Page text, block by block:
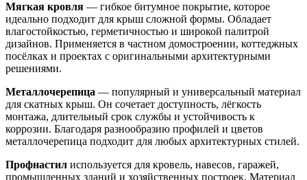
Мягкая кровля — гибкое битумное покрытие, которое
идеально подходит для крыш сложной формы. Обладает
влагостойкостью, герметичностью и широкой палитрой
дизайнов. Применяется в частном домостроении, коттеджных
посёлках и проектах с оригинальными архитектурными
решениями.
Металлочерепица — популярный и универсальный материал
для скатных крыш. Он сочетает доступность, лёгкость
монтажа, длительный срок службы и устойчивость к
коррозии. Благодаря разнообразию профилей и цветов
металлочерепица подходит для любых архитектурных стилей.
Профнастил используется для кровель, навесов, гаражей,
промышленных зданий и хозяйственных построек. Материал